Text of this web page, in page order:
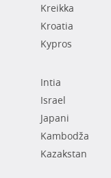
Kreikka
Kroatia
Kypros
Intia
Israel
Japani
Kambodža
Kazakstan